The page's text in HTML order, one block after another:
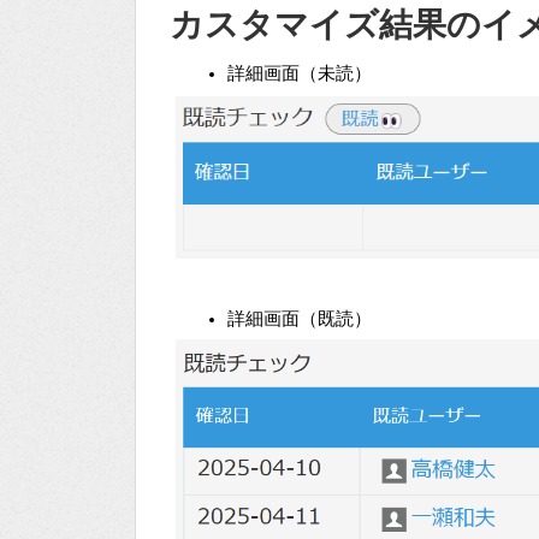
カスタマイズ結果のイ
詳細画面（未読）
詳細画面（既読）